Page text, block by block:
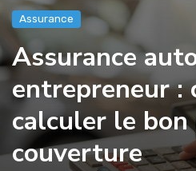
Assurance
Assurance
entrepreneur :
calculer le
couverture